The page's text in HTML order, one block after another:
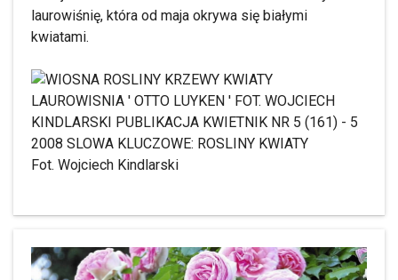
laurowiśnię, która od maja okrywa się białymi
kwiatami.
Fot. Wojciech Kindlarski